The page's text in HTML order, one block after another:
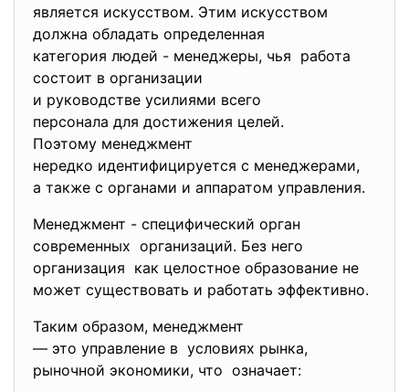
является искусством. Этим искусством
должна обладать определенная
категория людей - менеджеры, чья работа
состоит в организации
и руководстве усилиями всего
персонала для достижения целей.
Поэтому менеджмент
нередко идентифицируется с менеджерами,
а также с органами и аппаратом управления.
Менеджмент - специфический орган
современных организаций. Без него
организация как целостное образование не
может существовать и работать эффективно.
Таким образом, менеджмент
— это управление в условиях рынка,
рыночной экономики, что означает: